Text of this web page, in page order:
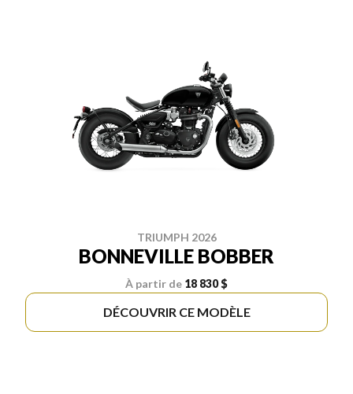
TRIUMPH 2026
BONNEVILLE BOBBER
À partir de 18 830 $
DÉCOUVRIR CE MODÈLE